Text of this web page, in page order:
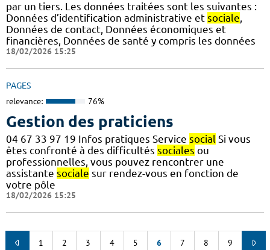
par un tiers. Les données traitées sont les suivantes :
Données d’identification administrative et sociale,
Données de contact, Données économiques et
financières, Données de santé y compris les données
18/02/2026 15:25
PAGES
relevance: 76%
Gestion des praticiens
04 67 33 97 19 Infos pratiques Service social Si vous
êtes confronté à des difficultés sociales ou
professionnelles, vous pouvez rencontrer une
assistante sociale sur rendez-vous en fonction de
votre pôle
18/02/2026 15:25
1 2 3 4 5 6 7 8 9